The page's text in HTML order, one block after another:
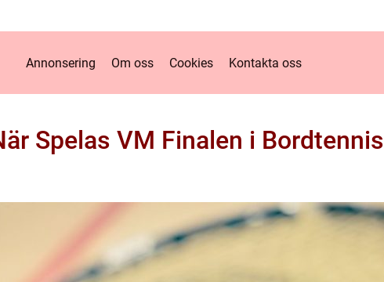
Annonsering Om oss Cookies Kontakta oss
Spelas VM Finalen i Bordtennis